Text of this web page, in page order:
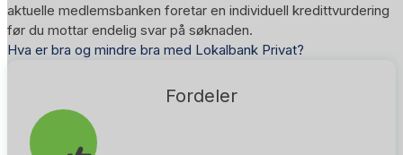
aktuelle medlemsbanken foretar en individuell kredittvurdering
før du mottar endelig svar på søknaden.
Hva er bra og mindre bra med Lokalbank Privat?
Fordeler